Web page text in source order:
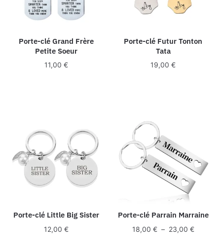
Porte-clé Grand Frère
Petite Soeur
11,00 €
Porte-clé Futur Tonton
Tata
19,00€
Porte-clé Little Big Sister
12,00 €
Porte-clé Parrain Marraine
18,00 € – 23,00 €Plage